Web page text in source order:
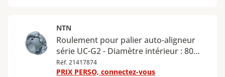
NTN
Roulement pour palier auto-aligneur
série UC-G2 - Diamètre intérieur : 80
mm - Diamètre extérieur : 140 mm
Réf. 21417874
PRIX PERSO, connectez-vous